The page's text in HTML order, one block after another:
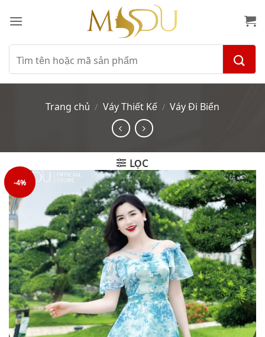
qua
dungTìm
kiếm:
Trang chủ / Váy Thiết Kế / Váy Đi Biển
LỌC
-4%